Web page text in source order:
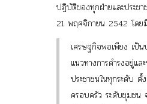
ปฏิบัติของทุกฝ่ายและประช
21 พฤศจิกายน 2542 โดย
เศรษฐกิจพอเพียง เป็
แนวทางการดำรงอยู่แ
ประชาชนในทุกระดับ ตั้
ครอบครัว ระดับชุมชน